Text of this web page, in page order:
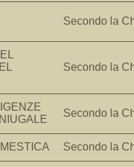
Secondo la
Secondo la
Secondo la
Secondo la